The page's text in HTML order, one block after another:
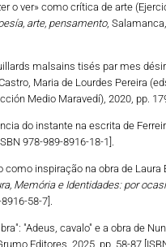
o ver» como crítica de arte
arte, pensamento,
malsains tisés par mes
Maria de Lourdes Pereira
Medio Maravedí), 2020, pp.
do instante na escrita de
978-989-8916-18-1].
como inspiração na obra de
Memória e Identidades: por
58-7].
"Adeus, cavalo" e a obra de
Editores, 2025, pp. 58-87